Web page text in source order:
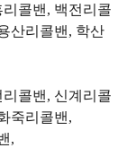
콜밴, 백전리콜
산리콜밴, 학산
콜밴, 신계리콜
죽리콜밴,
,